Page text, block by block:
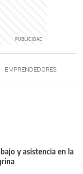
EMPRENDEDORES
y asistencia en la